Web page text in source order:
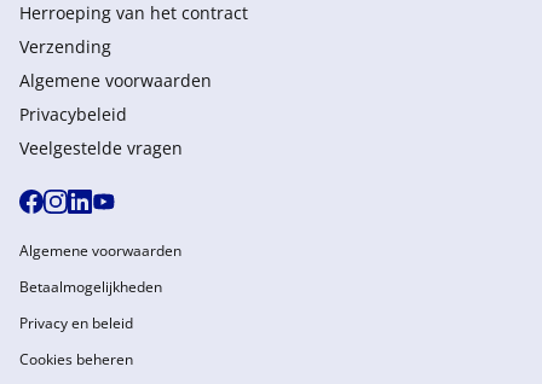
Herroeping van het contract
Verzending
Algemene voorwaarden
Privacybeleid
Veelgestelde vragen
Algemene voorwaarden
Betaalmogelijkheden
Privacy en beleid
Cookies beheren